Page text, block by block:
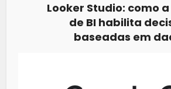
Looker Studio: como
de BI habilita
baseadas em